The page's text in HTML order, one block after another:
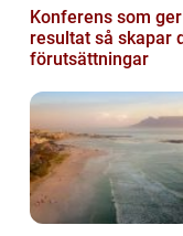
Konferens som ger
resultat så skapar du rätt
förutsättningar